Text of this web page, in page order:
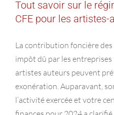
Tout savoir sur le
CFE pour les artistes-
La contribution foncière
impôt dû par les entreprises
artistes auteurs peuvent
exonération. Auparavant,
l’activité exercée et votre